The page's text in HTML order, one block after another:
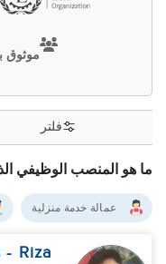
موثوق به
ما هو المنصب الوظيفي
فلتر
عمالة خدمة منزلية
Riza
- 38